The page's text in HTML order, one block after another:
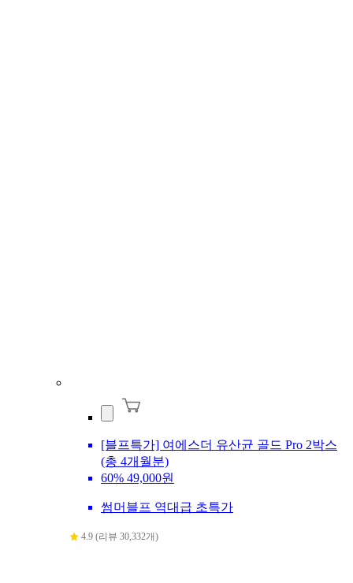
[블프특가] 여에스더 유산균 골드 Pro 2박스
(총 4개월분)
60% 49,000원
썸머블프 역대급 초특가
4.9 (리뷰 30,332개)